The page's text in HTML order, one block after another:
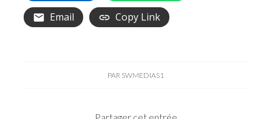
Email
Copy Link
PAR SWMEDIAS1